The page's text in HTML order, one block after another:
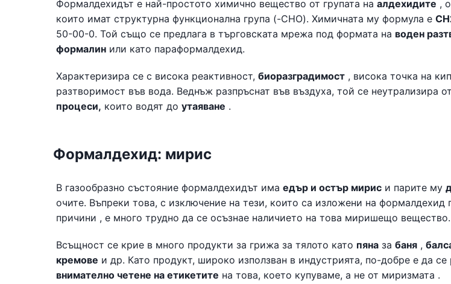
Формалдехидът е най-простото химично вещество от групата на алдехидите ,
които имат структурна функционална група (-CHO). Химичната му формула е
50-00-0. Той също се предлага в търговската мрежа под формата на воден
формалин или като параформалдехид.
Характеризира се с висока реактивност, биоразградимост , висока точка на
разтворимост във вода. Веднъж разпръснат във въздуха, той се неутрализира от
процеси, които водят до утаяване .
Формалдехид: мирис
В газообразно състояние формалдехидът има едър и остър мирис и парите му
очите. Въпреки това, с изключение на тези, които са изложени на формалдехид
причини , е много трудно да се осъзнае наличието на това миришещо вещество.
Всъщност се крие в много продукти за грижа за тялото като пяна за баня ,
кремове и др. Като продукт, широко използван в индустрията, по-добре е да
внимателно четене на етикетите на това, което купуваме, а не от миризмата .